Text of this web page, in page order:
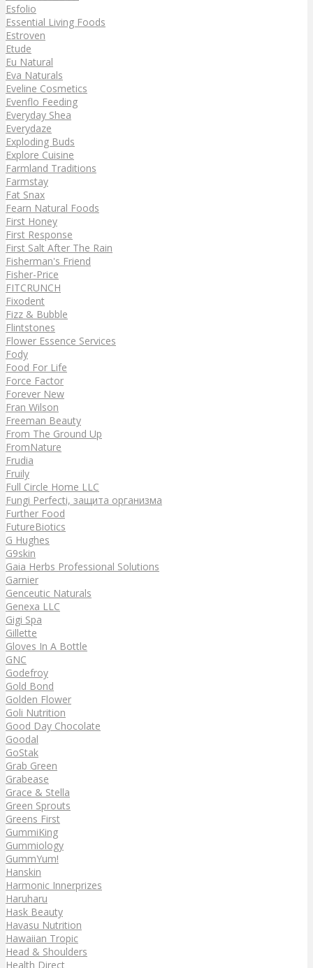
Esfolio
Essential Living Foods
Estroven
Etude
Eu Natural
Eva Naturals
Eveline Cosmetics
Evenflo Feeding
Everyday Shea
Everydaze
Exploding Buds
Explore Cuisine
Farmland Traditions
Farmstay
Fat Snax
Fearn Natural Foods
First Honey
First Response
First Salt After The Rain
Fisherman's Friend
Fisher-Price
FITCRUNCH
Fixodent
Fizz & Bubble
Flintstones
Flower Essence Services
Fody
Food For Life
Force Factor
Forever New
Fran Wilson
Freeman Beauty
From The Ground Up
FromNature
Frudia
Fruily
Full Circle Home LLC
Fungi Perfecti, защита организма
Further Food
FutureBiotics
G Hughes
G9skin
Gaia Herbs Professional Solutions
Garnier
Genceutic Naturals
Genexa LLC
Gigi Spa
Gillette
Gloves In A Bottle
GNC
Godefroy
Gold Bond
Golden Flower
Goli Nutrition
Good Day Chocolate
Goodal
GoStak
Grab Green
Grabease
Grace & Stella
Green Sprouts
Greens First
GummiKing
Gummiology
GummYum!
Hanskin
Harmonic Innerprizes
Haruharu
Hask Beauty
Havasu Nutrition
Hawaiian Tropic
Head & Shoulders
Health Direct